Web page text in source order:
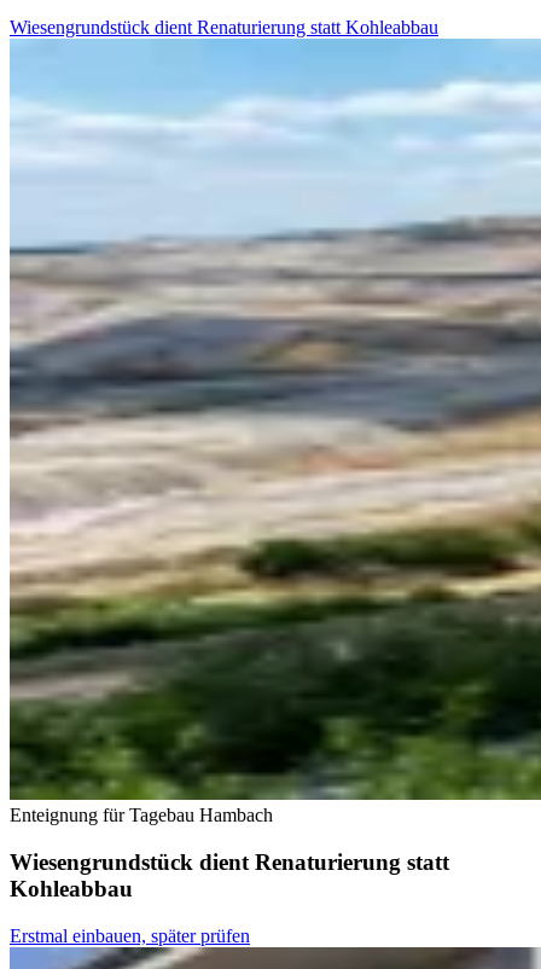
Wiesengrundstück dient Renaturierung statt Kohleabbau
Enteignung für Tagebau Hambach
Wiesengrundstück dient Renaturierung statt
Kohleabbau
Erstmal einbauen, später prüfen